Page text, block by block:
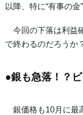
以降、特に“有事の金
今回の下落は利益
で終わるのだろうか
●銀も急落！？
銀価格も10月に最